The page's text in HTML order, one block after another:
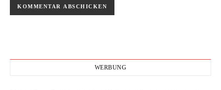
WERBUNG